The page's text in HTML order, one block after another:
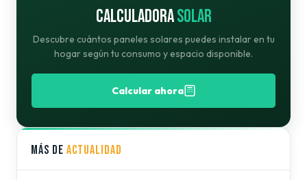
CALCULADORASOLAR
Descubre cuántos paneles solares puedes instalar en tu
hogar según tu consumo y espacio disponible.
Calcular ahora
MÁS DE ACTUALIDAD